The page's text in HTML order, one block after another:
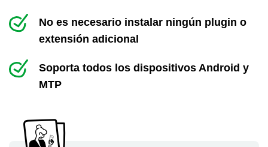
No es necesario instalar ningún plugin o
extensión adicional
Soporta todos los dispositivos Android y
MTP